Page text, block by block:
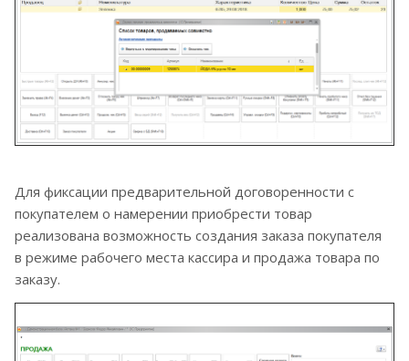
Для фиксации предварительной договоренности с
покупателем о намерении приобрести товар
реализована возможность создания заказа покупателя
в режиме рабочего места кассира и продажа товара по
заказу.